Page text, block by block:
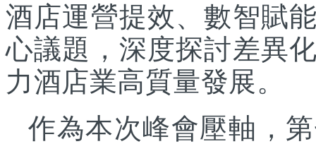
酒店運營提效、數智賦
心議題，深度探討差異
力酒店業高質量發展。
作為本次峰會壓軸，